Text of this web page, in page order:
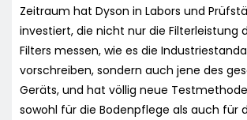
Zeitraum hat Dyson in Labors und
investiert, die nicht nur die Filterleistung
Filters messen, wie es die
vorschreiben, sondern auch jene des
Geräts, und hat völlig neue
sowohl für die Bodenpflege als auch für